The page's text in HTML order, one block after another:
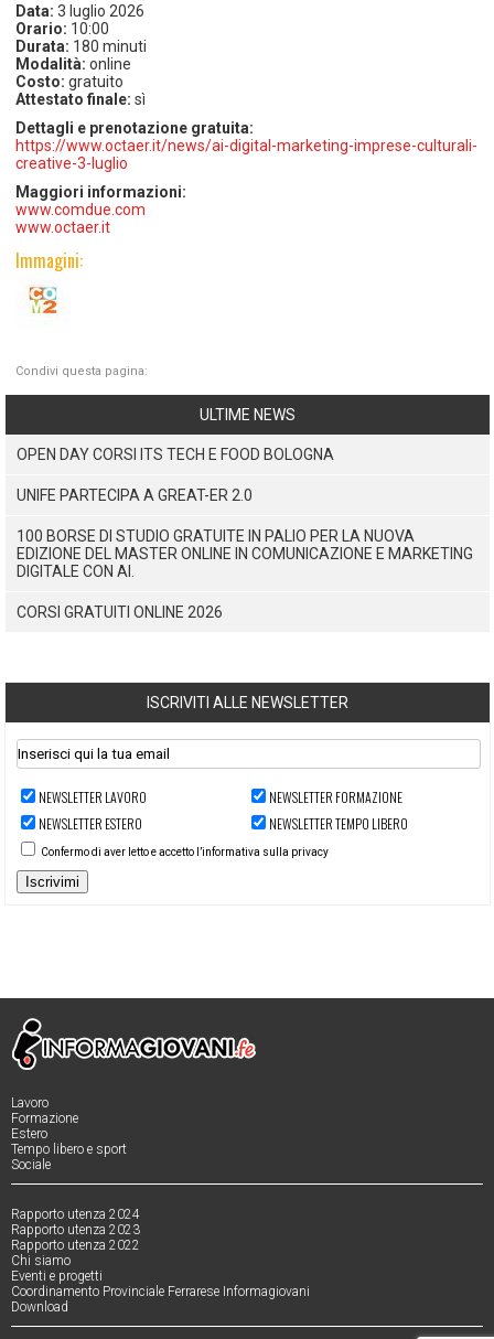
Data: 3 luglio 2026
Orario: 10:00
Durata: 180 minuti
Modalità: online
Costo: gratuito
Attestato finale: sì
Dettagli e prenotazione gratuita:
https://www.octaer.it/news/ai-digital-marketing-imprese-culturali-
creative-3-luglio
Maggiori informazioni:
www.comdue.com
www.octaer.it
Immagini:
Condivi questa pagina:
ULTIME NEWS
OPEN DAY CORSI ITS TECH E FOOD BOLOGNA
UNIFE PARTECIPA A GREAT-ER 2.0
100 BORSE DI STUDIO GRATUITE IN PALIO PER LA NUOVA
EDIZIONE DEL MASTER ONLINE IN COMUNICAZIONE E MARKETING
DIGITALE CON AI.
CORSI GRATUITI ONLINE 2026
ISCRIVITI ALLE NEWSLETTER
NEWSLETTER LAVORO
NEWSLETTER FORMAZIONE
NEWSLETTER ESTERO
NEWSLETTER TEMPO LIBERO
Confermo di aver letto e accetto l’informativa sulla privacy
Iscrivimi
Lavoro
Formazione
Estero
Tempo libero e sport
Sociale
Rapporto utenza 2024
Rapporto utenza 2023
Rapporto utenza 2022
Chi siamo
Eventi e progetti
Coordinamento Provinciale Ferrarese Informagiovani
Download